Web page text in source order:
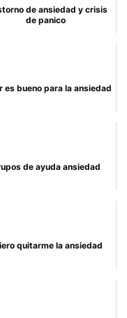
de ansiedad y crisis
de panico
es bueno para la ansiedad
de ayuda ansiedad
quitarme la ansiedad